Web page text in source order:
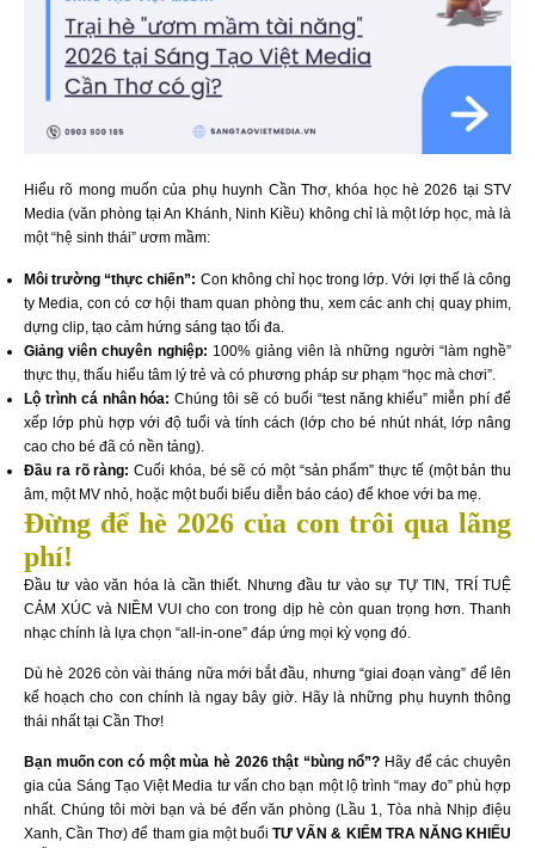
Hiểu rõ mong muốn của phụ huynh Cần Thơ, khóa học hè 2026 tại STV
Media (văn phòng tại An Khánh, Ninh Kiều) không chỉ là một lớp học, mà là
một “hệ sinh thái” ươm mầm:
Môi trường “thực chiến”: Con không chỉ học trong lớp. Với lợi thế là công
ty Media, con có cơ hội tham quan phòng thu, xem các anh chị quay phim,
dựng clip, tạo cảm hứng sáng tạo tối đa.
Giảng viên chuyên nghiệp: 100% giảng viên là những người “làm nghề”
thực thụ, thấu hiểu tâm lý trẻ và có phương pháp sư phạm “học mà chơi”.
Lộ trình cá nhân hóa: Chúng tôi sẽ có buổi “test năng khiếu” miễn phí để
xếp lớp phù hợp với độ tuổi và tính cách (lớp cho bé nhút nhát, lớp nâng
cao cho bé đã có nền tảng).
Đầu ra rõ ràng: Cuối khóa, bé sẽ có một “sản phẩm” thực tế (một bản thu
âm, một MV nhỏ, hoặc một buổi biểu diễn báo cáo) để khoe với ba mẹ.
Đừng để hè 2026 của con trôi qua lãng
phí!
Đầu tư vào văn hóa là cần thiết. Nhưng đầu tư vào sự TỰ TIN, TRÍ TUỆ
CẢM XÚC và NIỀM VUI cho con trong dịp hè còn quan trọng hơn. Thanh
nhạc chính là lựa chọn “all-in-one” đáp ứng mọi kỳ vọng đó.
Dù hè 2026 còn vài tháng nữa mới bắt đầu, nhưng “giai đoạn vàng” để lên
kế hoạch cho con chính là ngay bây giờ. Hãy là những phụ huynh thông
thái nhất tại Cần Thơ!
Bạn muốn con có một mùa hè 2026 thật “bùng nổ”? Hãy để các chuyên
gia của Sáng Tạo Việt Media tư vấn cho bạn một lộ trình “may đo” phù hợp
nhất. Chúng tôi mời bạn và bé đến văn phòng (Lầu 1, Tòa nhà Nhịp điệu
Xanh, Cần Thơ) để tham gia một buổiTƯ VẤN & KIỂM TRA NĂNG KHIẾU